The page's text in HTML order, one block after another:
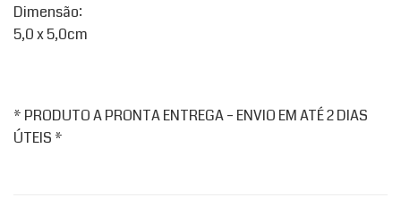
Dimensão:
5,0 x 5,0cm
* PRODUTO A PRONTA ENTREGA – ENVIO EM ATÉ 2 DIAS
ÚTEIS *